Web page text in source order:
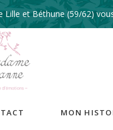
et Béthune (59/62)
MON